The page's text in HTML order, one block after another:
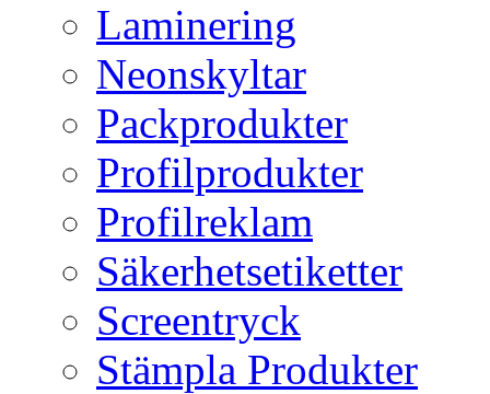
Laminering
Neonskyltar
Packprodukter
Profilprodukter
Profilreklam
Säkerhetsetiketter
Screentryck
Stämpla Produkter